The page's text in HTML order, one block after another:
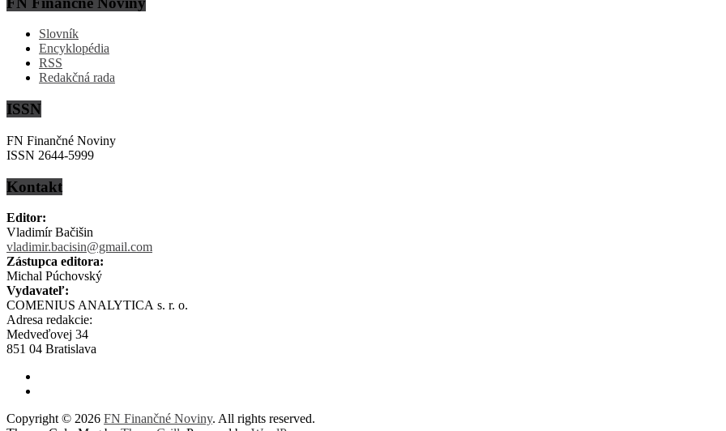
Slovník
Encyklopédia
RSS
Redakčná rada
ISSN
FN Finančné Noviny
ISSN 2644-5999
Kontakt
Editor:
Vladimír Bačišin
vladimir.bacisin@gmail.com
Zástupca editora:
Michal Púchovský
Vydavateľ:
COMENIUS ANALYTICA s. r. o.
Adresa redakcie:
Medveďovej 34
851 04 Bratislava
Copyright © 2026 FN Finančné Noviny. All rights reserved.